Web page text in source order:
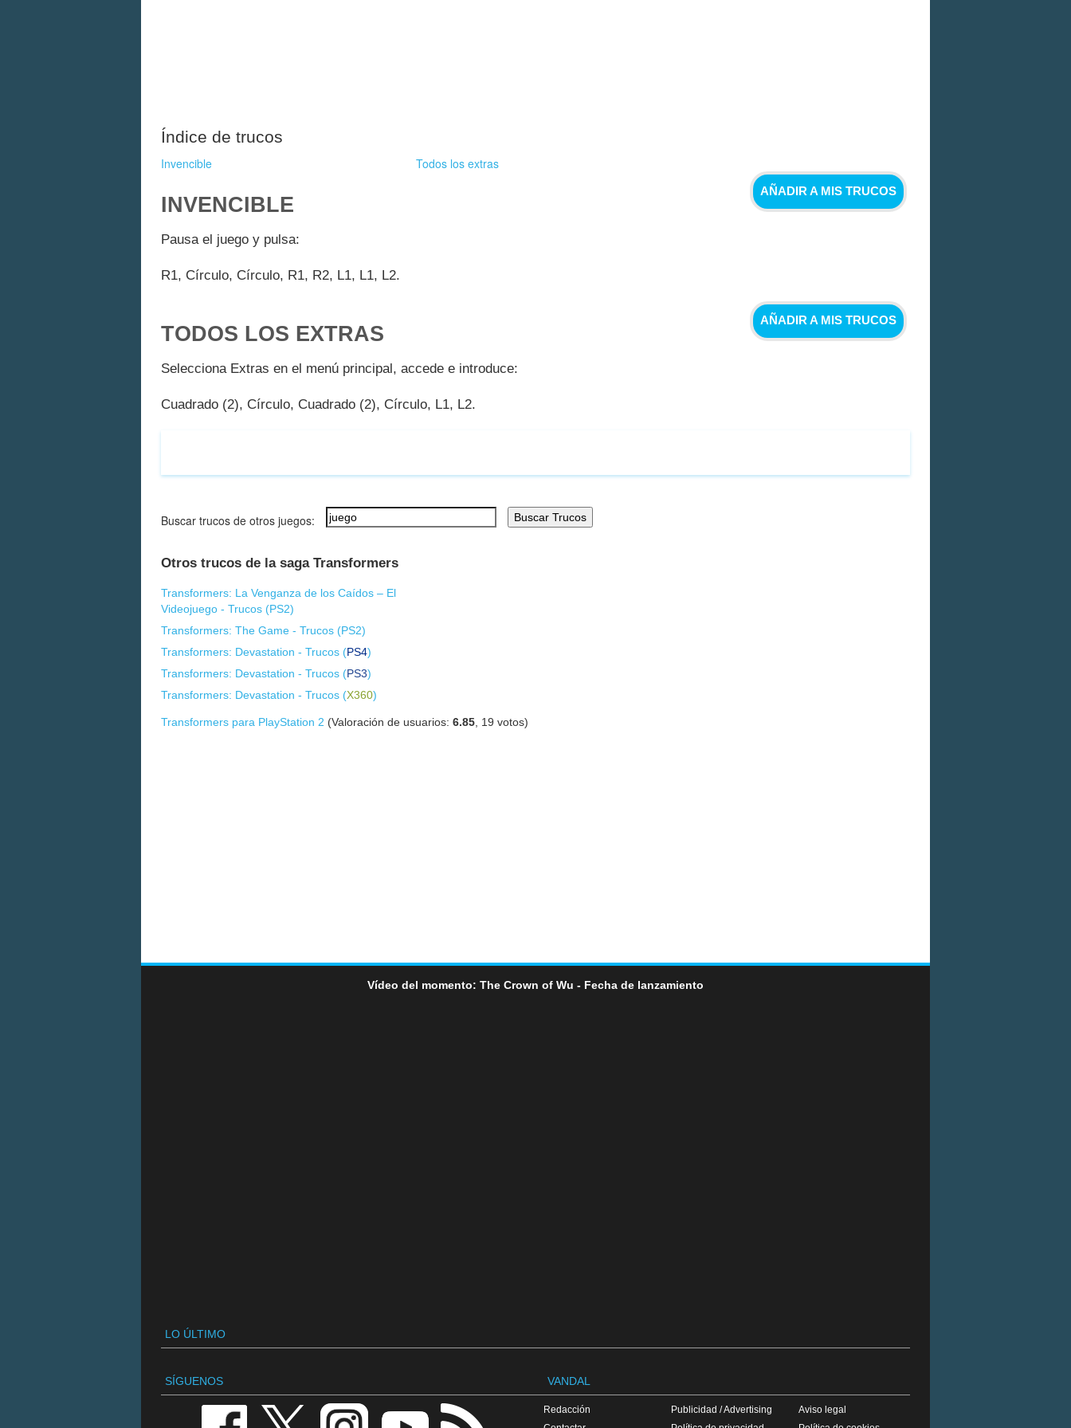
Índice de trucos
Invencible Todos los extras
AÑADIR A MIS TRUCOS
INVENCIBLE
Pausa el juego y pulsa:
R1, Círculo, Círculo, R1, R2, L1, L1, L2.
AÑADIR A MIS TRUCOS
TODOS LOS EXTRAS
Selecciona Extras en el menú principal, accede e introduce:
Cuadrado (2), Círculo, Cuadrado (2), Círculo, L1, L2.
Buscar trucos de otros juegos: Buscar Trucos
Otros trucos de la saga Transformers
Transformers: La Venganza de los Caídos – El
Videojuego - Trucos (PS2)
Transformers: The Game - Trucos (PS2)
Transformers: Devastation - Trucos (PS4)
Transformers: Devastation - Trucos (PS3)
Transformers: Devastation - Trucos (X360)
Transformers para PlayStation 2 (Valoración de usuarios: 6.85 19 votos)
Vídeo del momento: The Crown of Wu - Fecha de lanzamiento
LO ÚLTIMO
SÍGUENOS VANDAL
Redacción
Publicidad / Advertising
Aviso legal